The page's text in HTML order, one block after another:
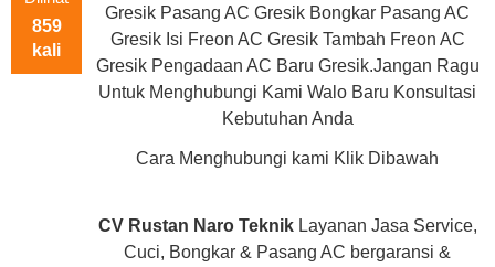
859
kali
Gresik Pasang AC Gresik Bongkar Pasang AC
Gresik Isi Freon AC Gresik Tambah Freon AC
Gresik Pengadaan AC Baru Gresik.Jangan Ragu
Untuk Menghubungi Kami Walo Baru Konsultasi
Kebutuhan Anda
Cara Menghubungi kami Klik Dibawah
CV Rustan Naro TeknikLayanan Jasa Service,
Cuci, Bongkar & Pasang AC bergaransi &